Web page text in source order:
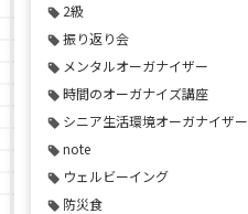
2級
振り返り会
メンタルオーガナイザー
時間のオーガナイズ講座
シニア生活環境オーガナイザー
note
ウェルビーイング
防災食